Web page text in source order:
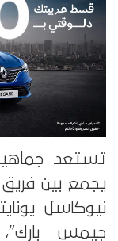
تستعد
يجمع بين فريق
نيوكاسل
جيمس